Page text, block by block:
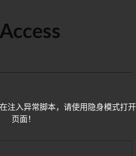
注入异常脚本，请使用隐身模式打开
页面！